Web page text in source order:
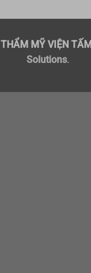
THẨM MỸ VIỆN TẤM
Solutions.